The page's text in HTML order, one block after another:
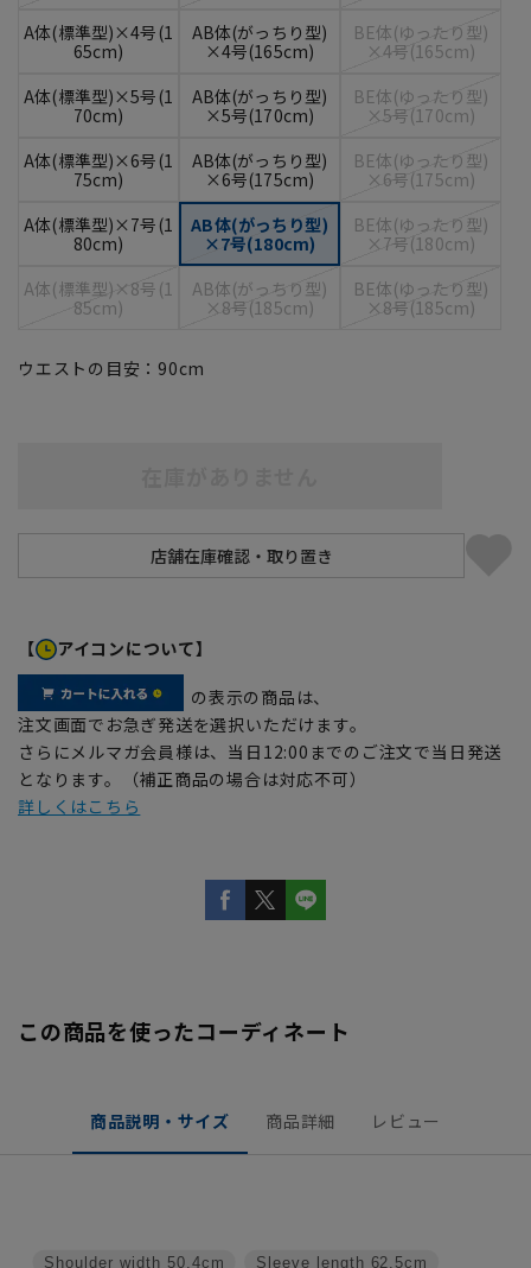
A体(標準型)×4号(1
65cm)
AB体(がっちり型)
×4号(165cm)
BE体(ゆったり型)
×4号(165cm)
A体(標準型)×5号(1
70cm)
AB体(がっちり型)
×5号(170cm)
BE体(ゆったり型)
×5号(170cm)
A体(標準型)×6号(1
75cm)
AB体(がっちり型)
×6号(175cm)
BE体(ゆったり型)
×6号(175cm)
A体(標準型)×7号(1
80cm)
AB体(がっちり型)
×7号(180cm)
BE体(ゆったり型)
×7号(180cm)
A体(標準型)×8号(1
85cm)
AB体(がっちり型)
×8号(185cm)
BE体(ゆったり型)
×8号(185cm)
ウエストの目安： 90cm
【 アイコンについて】
の表示の商品は、
注文画面でお急ぎ発送を選択いただけます。
さらにメルマガ会員様は、当日12:00までのご注文で当日発送
となります。（補正商品の場合は対応不可）
詳しくはこちら
この商品を使ったコーディネート
商品説明・サイズ 商品詳細 レビュー
Sleeve length 62.5cm
Shoulder width 50.4cm